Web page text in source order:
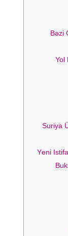
Bəzi
Yol
Suriya
Yеni